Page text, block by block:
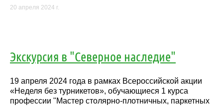
20 апреля 2024 г.
Экскурсия в "Северное наследие"
19 апреля 2024 года в рамках Всероссийской акции
«Неделя без турникетов», обучающиеся 1 курса
профессии "Мастер столярно-плотничных, паркетных